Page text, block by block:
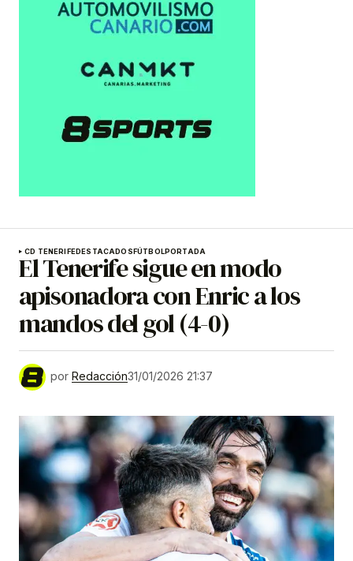
CD TENERIFEDESTACADOS FÚTBOLPORTADA
El Tenerife sigue en modo
apisonadora con Enric a los
mandos del gol (4-0)
por Redacción31/01/2026 21:37